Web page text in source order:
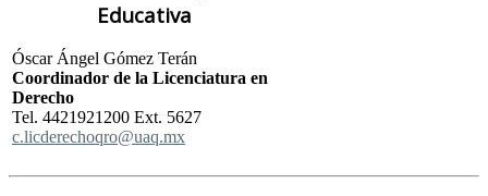
Educativa
Óscar Ángel Gómez Terán
Coordinador de la Licenciatura en
Derecho
Tel. 4421921200 Ext. 5627
c.licderechoqro@uaq.mx